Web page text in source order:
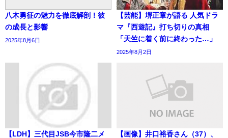
八木勇征の魅力を徹底解剖！彼
の成長と影響
2025年8月6日
【芸能】堺正章が語る 人気ドラ
マ『西遊記』打ち切りの真相
「天竺に着く前に終わった…」
2025年8月2日
【LDH】三代目JSB今市隆二メ
【画像】井口裕香さん（37）、